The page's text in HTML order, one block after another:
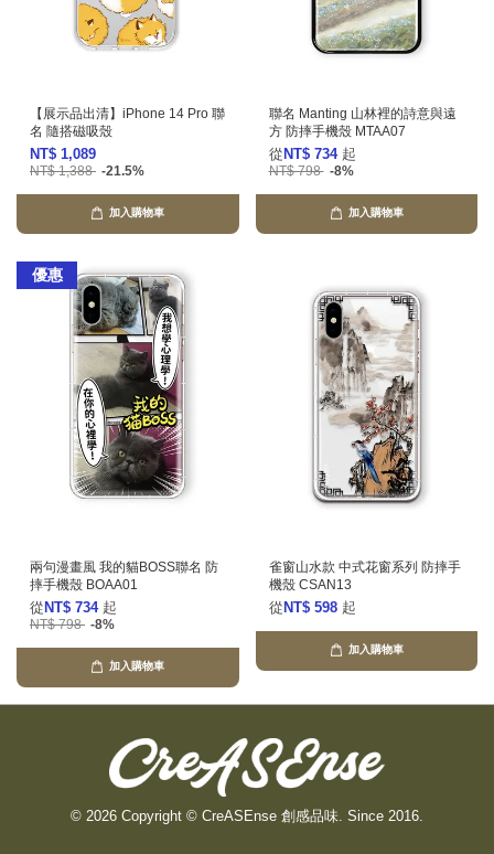
【展示品出清】iPhone 14 Pro 聯
名 隨搭磁吸殼
NT$ 1,089
NT$ 1,388 -21.5%
加入購物車
聯名 Manting 山林裡的詩意與遠
方 防摔手機殼 MTAA07
從 NT$ 734 起
NT$ 798 -8%
加入購物車
優惠
兩句漫畫風 我的貓BOSS聯名 防
摔手機殼 BOAA01
從 NT$ 734 起
NT$ 798 -8%
加入購物車
雀窗山水款 中式花窗系列 防摔手
機殼 CSAN13
從 NT$ 598 起
加入購物車
© 2026 Copyright © CreASEnse 創感品味. Since 2016.